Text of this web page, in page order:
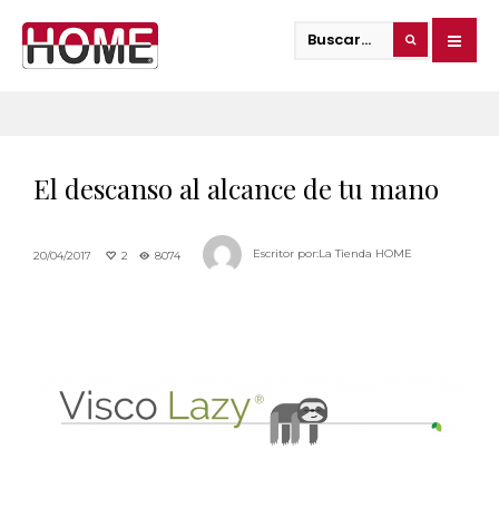
El descanso al alcance de tu mano
20/04/2017 2 8074 Escritor por:La Tienda HOME